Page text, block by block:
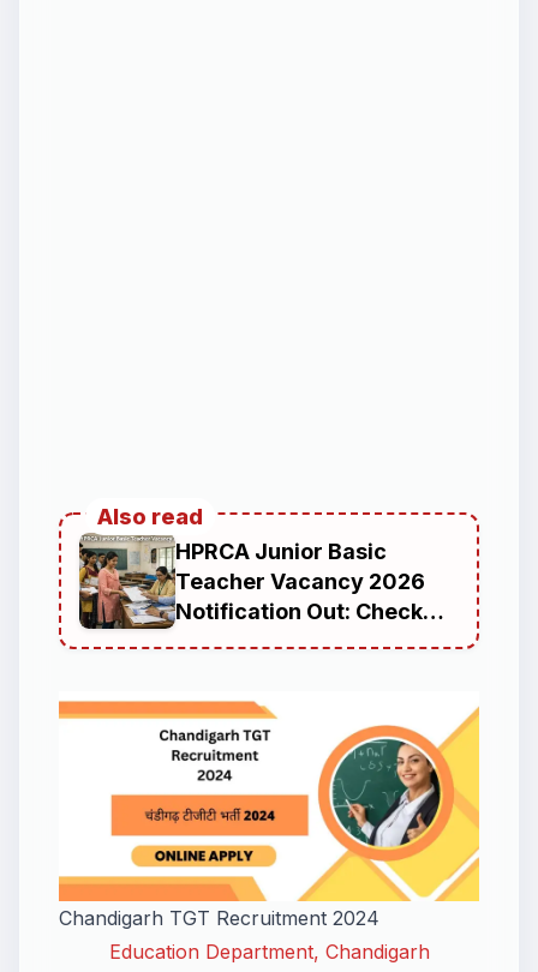
Also read
HPRCA Junior Basic
Teacher Vacancy 2026
Notification Out: Check
Eligibility, TET
Salary and Complete
Guide
Chandigarh TGT Recruitment 2024
Education Department, Chandigarh